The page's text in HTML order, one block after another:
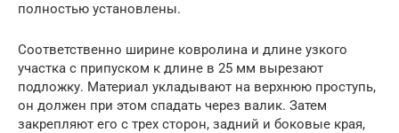
полностью установлены.
Соответственно ширине ковролина и длине узкого
участка с припуском к длине в 25 мм вырезают
подложку. Материал укладывают на верхнюю проступь,
он должен при этом спадать через валик. Затем
закрепляют его с трех сторон, задний и боковые края,